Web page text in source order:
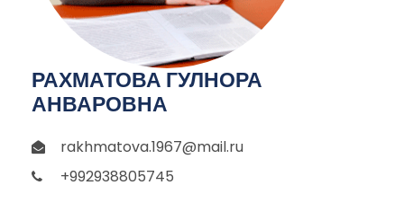
РАХМАТОВА ГУЛНОРА
АНВАРОВНА
rakhmatova.1967@mail.ru
+992938805745